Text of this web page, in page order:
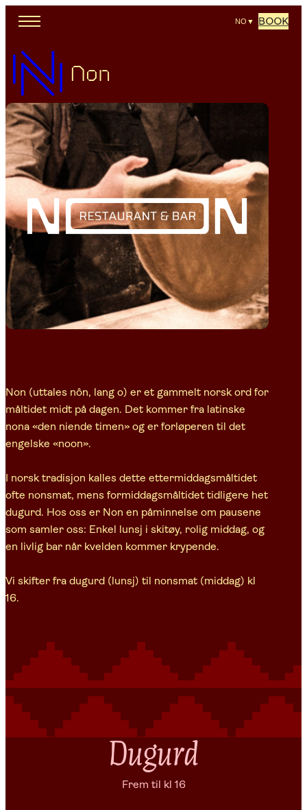
NO ▼ BOOK
Non
Non (uttales nôn, lang o) er et gammelt norsk ord for
måltidet midt på dagen. Det kommer fra latinske
nona «den niende timen» og er forløperen til det
engelske «noon».
I norsk tradisjon kalles dette ettermiddagsmåltidet
ofte nonsmat, mens formiddagsmåltidet tidligere het
dugurd. Hos oss er Non en påminnelse om pausene
som samler oss: Enkel lunsj i skitøy, rolig middag, og
en livlig bar når kvelden kommer krypende.
Vi skifter fra dugurd (lunsj) til nonsmat (middag) kl
16.
Dugurd
Frem til kl 16